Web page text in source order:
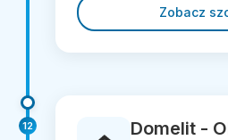
Zobacz
12 Domelit -